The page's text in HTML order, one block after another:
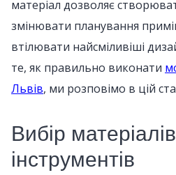
матеріал дозволяє
змінювати планування
втілювати найсміливіші
те, як правильно виконати
Львів, ми розповімо в цій
Вибір
інструментів